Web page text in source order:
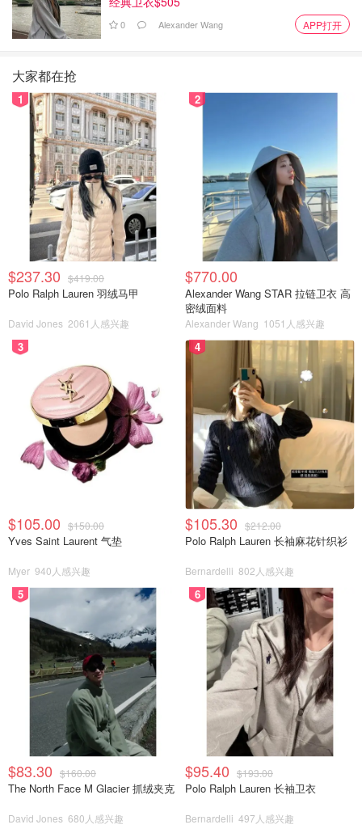
0 Alexander Wang APP打开
大家都在抢
1
$237.30 $419.00
Polo Ralph Lauren 羽绒马甲
David Jones 2061人感兴趣
2
$770.00
Alexander Wang STAR 拉链卫衣 高
密绒面料
Alexander Wang 1051人感兴趣
3
$105.00 $150.00
Yves Saint Laurent 气垫
Myer 940人感兴趣
4
$105.30 $212.00
Polo Ralph Lauren 长袖麻花针织衫
Bernardelli 802人感兴趣
5
$83.30 $160.00
The North Face M Glacier 抓绒夹克
David Jones 680人感兴趣
6
$95.40 $193.00
Polo Ralph Lauren 长袖卫衣
Bernardelli 497人感兴趣